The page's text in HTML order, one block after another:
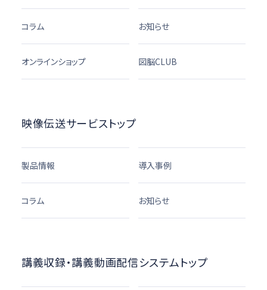
コラム お知らせ
オンラインショップ 図脳CLUB
映像伝送サービストップ
製品情報 導入事例
コラム お知らせ
講義収録・講義動画配信システムトップ